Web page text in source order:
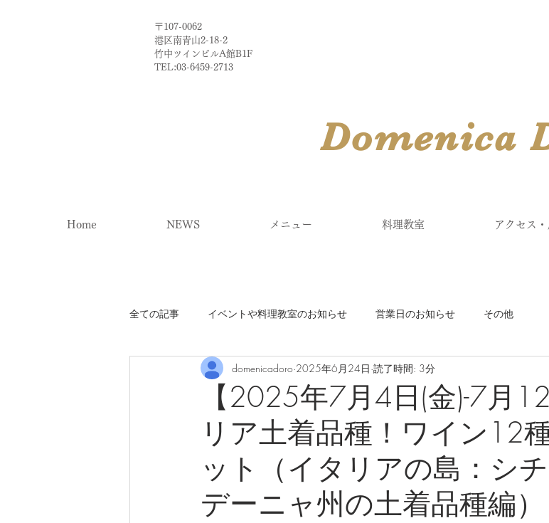
〒107-0062
港区南青山2-18-2​
​竹中ツインビルA館B1F
TEL:03-6459-2713
​Domenica
Home NEWS メニュー 料理教室 アクセス
全ての記事 イベントや料理教室のお知らせ 営業日のお知らせ その他
【2025年7月4日(金)-7月
リア土着品種！ワイン12
ット（イタリアの島：シ
デーニャ州の土着品種編）
domenicadoro 2025年6月24日 読了時間: 3分